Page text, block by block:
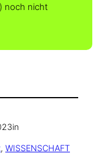
noch nicht
in
, WISSENSCHAFT